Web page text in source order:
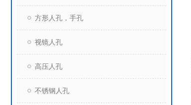
方形人孔，手孔
视镜人孔
高压人孔
不锈钢人孔